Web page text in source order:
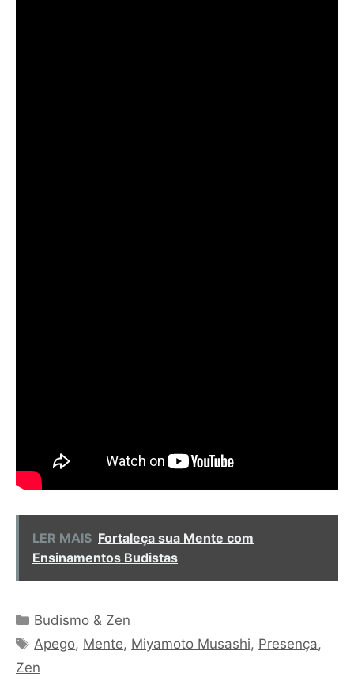
LER MAIS Fortaleça sua Mente com
Ensinamentos Budistas
Categorias
Budismo & Zen
Tags
Apego, Mente, Miyamoto Musashi, Presença,
Zen